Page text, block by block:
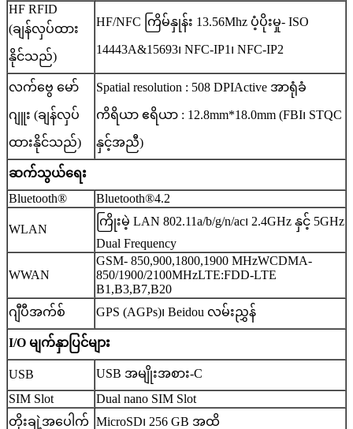
HF RFID
(ချန်လှပ်ထား
နိုင်သည်)
HF/NFC ကြိမ်နှုန်း 13.56Mhz ပံ့ပိုးမှု- ISO
14443A&15693၊ NFC-IP1၊ NFC-IP2
လက်ဗွေ မော်
ဂျူး (ချန်လှပ်
ထားနိုင်သည်)
Spatial resolution : 508 DPIActive အာရုံခံ
ကိရိယာ ဧရိယာ : 12.8mm*18.0mm (FBI၊ STQC
နှင့်အညီ)
ဆက်သွယ်ရေး
Bluetooth®
Bluetooth®4.2
WLAN
ကြိုးမဲ့ LAN 802.11a/b/g/n/ac၊ 2.4GHz နှင့် 5GHz
Dual Frequency
WWAN
GSM- 850,900,1800,1900 MHzWCDMA-
850/1900/2100MHzLTE:FDD-LTE
B1,B3,B7,B20
ဂျီပီအက်စ်
GPS (AGPs)၊ Beidou လမ်းညွှန်
I/O မျက်နှာပြင်များ
USB
USB အမျိုးအစား-C
SIM Slot
Dual nano SIM Slot
တိုးချဲ့အပေါက် MicroSD၊ 256 GB အထိ